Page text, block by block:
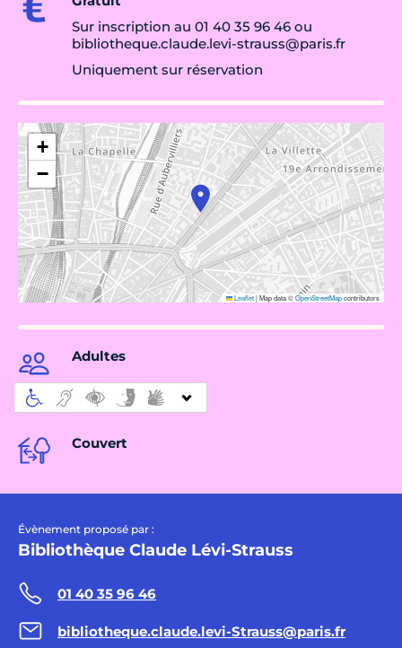
Sur inscription au 01 40 35 96 46 ou
bibliotheque.claude.levi-strauss@paris.fr
Uniquement sur réservation
+
−
Leaflet|Map data ©OpenStreetMapcontributors
Adultes
Couvert
Évènement proposé par :
Bibliothèque Claude Lévi-Strauss
01 40 35 96 46
bibliotheque.claude.levi-Strauss@paris.fr